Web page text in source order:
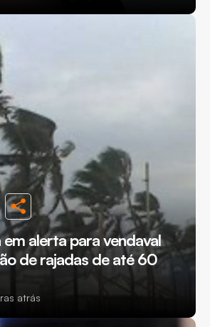
alerta para vendaval
de rajadas de até 60
atrás